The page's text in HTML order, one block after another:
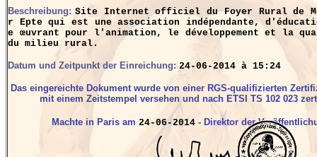
Beschreibung: Site Internet officiel du Foyer Rural de
r Epte qui est une association indépendante,
e œuvrant pour l'animation, le développement et la
du milieu rural.
Datum und Zeitpunkt der Einreichung: 24-06-2014 à 15:24
Das eingereichte Dokument wurde von einer RGS-qualifizierten
mit einem Zeitstempel versehen und nach ETSI TS 102 023
Machte in Paris am 24-06-2014- Direktor der